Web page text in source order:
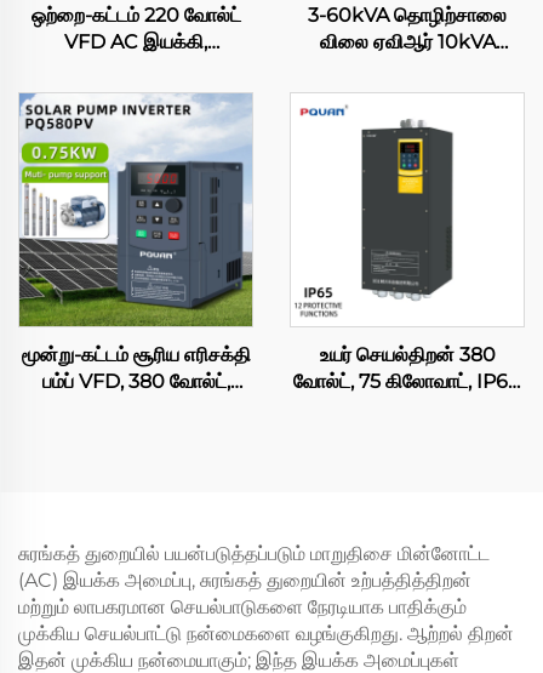
ஒற்றை-கட்டம் 220 வோல்ட்
VFD AC இயக்கி,
கட்டுப்பாட்டி, சூரிய எரிசக்தி
பம்ப் மாற்றி, கம்பிரசருக்காக,
விவசாய நீர்ப்பாசன
அமைப்புகளுக்காக
3-60kVA தொழிற்சாலை
விலை ஏவிஆர் 10kVA
மின்னழுத்த ஸ்டேபிலைசர்
வெளியீடு 220V தாமிரம்
மூன்று-கட்டம் சூரிய எரிசக்தி
பம்ப் VFD, 380 வோல்ட்,
உயர் செயல்திறன் 380
வோல்ட், 75 கிலோவாட், IP65,
485
சுரங்கத் துறையில் பயன்படுத்தப்படும் மாறுதிசை மின்னோட்ட
(AC) இயக்க அமைப்பு, சுரங்கத் துறையின் உற்பத்தித்திறன்
மற்றும் லாபகரமான செயல்பாடுகளை நேரடியாக பாதிக்கும்
முக்கிய செயல்பாட்டு நன்மைகளை வழங்குகிறது. ஆற்றல் திறன்
இதன் முக்கிய நன்மையாகும்; இந்த இயக்க அமைப்புகள்